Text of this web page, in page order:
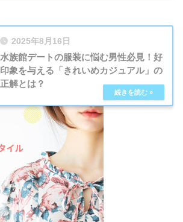
2025年8月16日
水族館デートの服装に悩む男性必見！好
印象を与える「きれいめカジュアル」の
正解とは？